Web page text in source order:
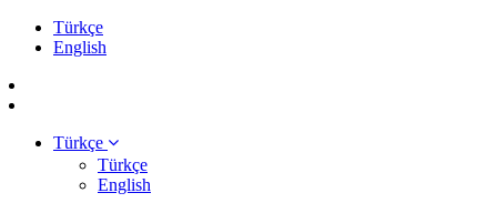
Türkçe
English
Türkçe
Türkçe
English